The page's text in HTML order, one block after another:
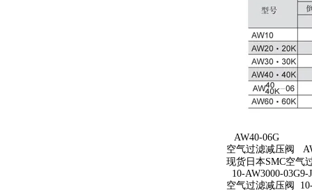
AW40-06G
空气过滤减压阀
现货日本SMC空气
10-AW3000-03G9-
空气过滤减压阀